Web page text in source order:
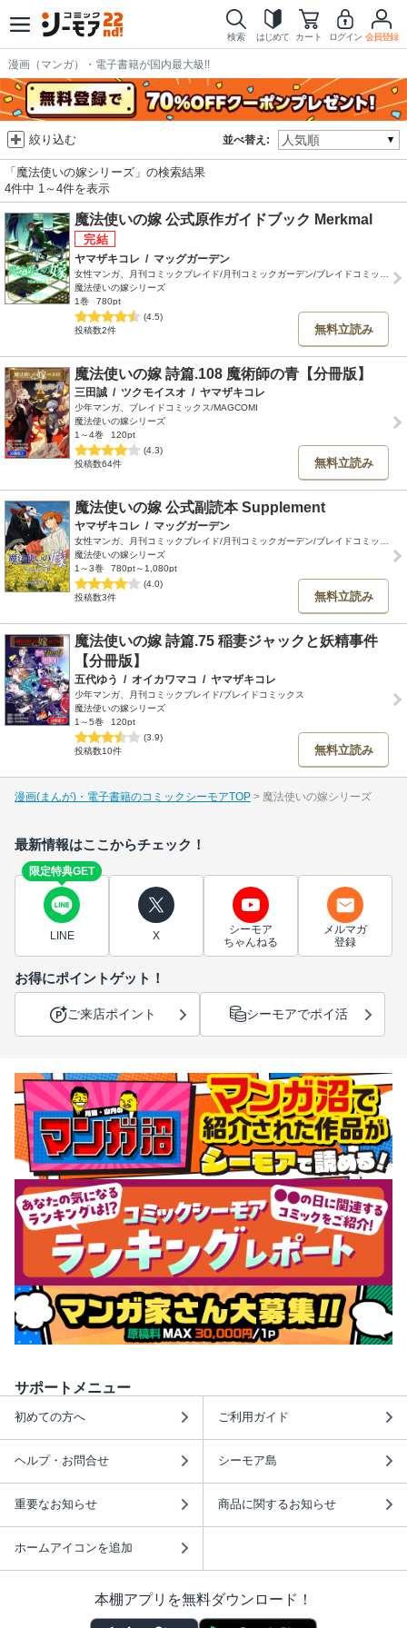
検索 はじめて カート ログイン 会員登録
漫画（マンガ）・電子書籍が国内最大級!!
並べ替え:
絞り込む
「魔法使いの嫁シリーズ」の検索結果
4件中 1～4件を表示
魔法使いの嫁 公式原作ガイドブック Merkmal
ヤマザキコレ / マッグガーデン
魔法使いの嫁シリーズ
1巻
780pt
(4.5)
投稿数2件
無料立読み
魔法使いの嫁 詩篇.108 魔術師の青【分冊版】
三田誠 / ツクモイスオ / ヤマザキコレ
少年マンガ、ブレイドコミックス/MAGCOMI
魔法使いの嫁シリーズ
1～4巻
120pt
(4.3)
投稿数64件
無料立読み
魔法使いの嫁 公式副読本 Supplement
ヤマザキコレ / マッグガーデン
魔法使いの嫁シリーズ
1～3巻
780pt～1,080pt
(4.0)
投稿数3件
無料立読み
魔法使いの嫁 詩篇.75 稲妻ジャックと妖精事件
【分冊版】
五代ゆう / オイカワマコ / ヤマザキコレ
少年マンガ、月刊コミックブレイド/ブレイドコミックス
魔法使いの嫁シリーズ
1～5巻
120pt
(3.9)
投稿数10件
無料立読み
漫画(まんが)・電子書籍のコミックシーモアTOP 魔法使いの嫁シリーズ
最新情報はここからチェック！
限定特典GET
LINE X
シーモア
ちゃんねる
メルマガ
登録
お得にポイントゲット！
ご来店ポイント シーモアでポイ活
サポートメニュー
初めての方へ ご利用ガイド
ヘルプ・お問合せ シーモア島
重要なお知らせ 商品に関するお知らせ
ホームアイコンを追加
本棚アプリを無料ダウンロード！